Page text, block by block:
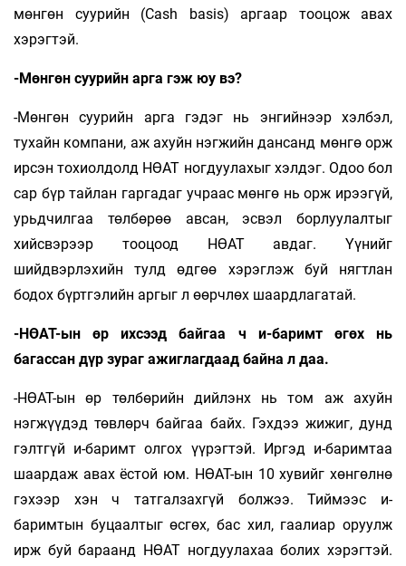
мөнгөн суурийн (Cash basis) аргаар тооцож авах
хэрэгтэй.
-Мөнгөн суурийн арга гэж юу вэ?
-Мөнгөн суурийн арга гэдэг нь энгийнээр хэлбэл,
тухайн компани, аж ахуйн нэгжийн дансанд мөнгө орж
ирсэн тохиолдолд НӨАТ ногдуулахыг хэлдэг. Одоо бол
сар бүр тайлан гаргадаг учраас мөнгө нь орж ирээгүй,
урьдчилгаа төлбөрөө авсан, эсвэл борлуулалтыг
хийсвэрээр тооцоод НӨАТ авдаг. Үүнийг
шийдвэрлэхийн тулд өдгөө хэрэглэж буй нягтлан
бодох бүртгэлийн аргыг л өөрчлөх шаардлагатай.
-НӨАТ-ын өр ихсээд байгаа ч и-баримт өгөх нь
багассан дүр зураг ажиглагдаад байна л даа.
-НӨАТ-ын өр төлбөрийн дийлэнх нь том аж ахуйн
нэгжүүдэд төвлөрч байгаа байх. Гэхдээ жижиг, дунд
гэлтгүй и-баримт олгох үүрэгтэй. Иргэд и-баримтаа
шаардаж авах ёстой юм. НӨАТ-ын 10 хувийг хөнгөлнө
гэхээр хэн ч татгалзахгүй болжээ. Тиймээс и-
баримтын буцаалтыг өсгөх, бас хил, гаалиар оруулж
ирж буй бараанд НӨАТ ногдуулахаа болих хэрэгтэй.